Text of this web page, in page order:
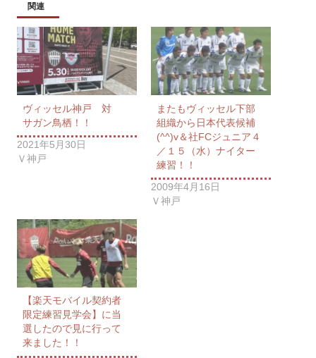
関連
ヴィッセル神戸 対
サガン鳥栖！！
2021年5月30日
Ｖ神戸
またもヴィッセル下部
組織から日本代表候補
(^^)v＆社FCジュニア４
／１５（水）ナイター
練習！！
2009年4月16日
Ｖ神戸
【楽天モバイル契約者
限定練習見学会】に当
選したので見に行って
来ました！！